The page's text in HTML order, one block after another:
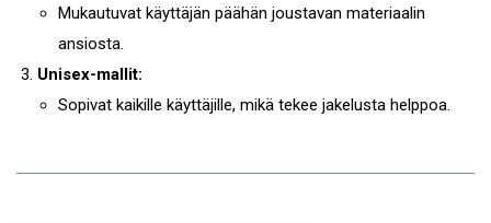
Mukautuvat käyttäjän päähän joustavan materiaalin
ansiosta.
Unisex-mallit:
Sopivat kaikille käyttäjille, mikä tekee jakelusta helppoa.